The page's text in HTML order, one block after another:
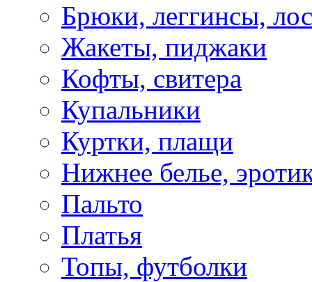
Брюки, леггинсы,
Жакеты, пиджаки
Кофты, свитера
Купальники
Куртки, плащи
Нижнее белье,
Пальто
Платья
Топы, футболки